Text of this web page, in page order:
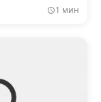
1 мин